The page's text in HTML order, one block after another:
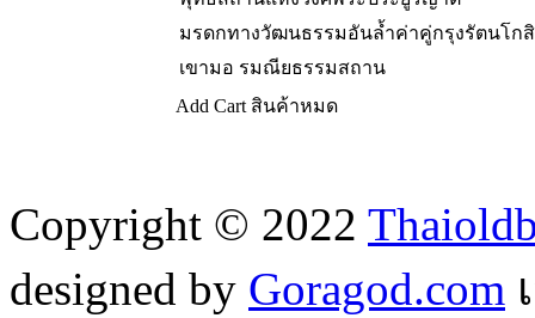
มรดกทางวัฒนธรรมอันล้ำค่าคู่กรุงรัตนโก
เขามอ รมณียธรรมสถาน
Add Cart สินค้าหมด
Copyright © 2022
designed by Goragod.com